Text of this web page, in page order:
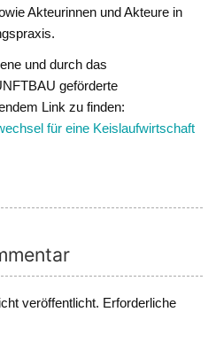
Akteurinnen und Akteure in
und durch das
geförderte
Link zu finden:
für eine Keislaufwirtschaft
veröffentlicht. Erforderliche